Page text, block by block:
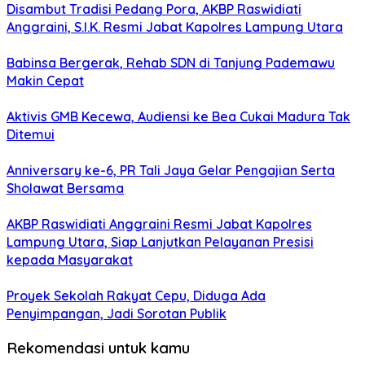
Disambut Tradisi Pedang Pora, AKBP Raswidiati
Anggraini, S.I.K. Resmi Jabat Kapolres Lampung Utara
Babinsa Bergerak, Rehab SDN di Tanjung Pademawu
Makin Cepat
Aktivis GMB Kecewa, Audiensi ke Bea Cukai Madura Tak
Ditemui
Anniversary ke-6, PR Tali Jaya Gelar Pengajian Serta
Sholawat Bersama
AKBP Raswidiati Anggraini Resmi Jabat Kapolres
Lampung Utara, Siap Lanjutkan Pelayanan Presisi
kepada Masyarakat
Proyek Sekolah Rakyat Cepu, Diduga Ada
Penyimpangan, Jadi Sorotan Publik
Rekomendasi untuk kamu